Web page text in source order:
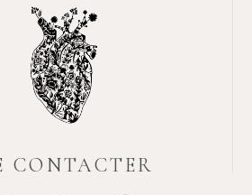
CONTACTER